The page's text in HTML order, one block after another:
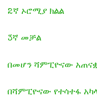
2ኛ ኦሮሚያ ክልል
3ኛ መቻል
በመሆን ሻምፒዮናው
በሻምፒዮናው የተሳተፋ